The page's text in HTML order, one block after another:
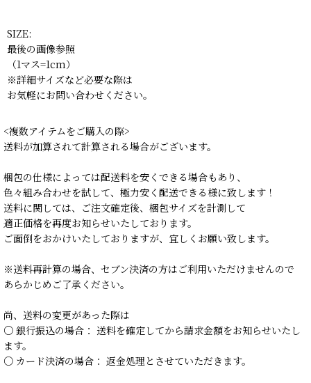
SIZE:
最後の画像参照
（1マス=1cm）
※詳細サイズなど必要な際は
お気軽にお問い合わせください。
<複数アイテムをご購入の際>
送料が加算されて計算される場合がございます。
梱包の仕様によっては配送料を安くできる場合もあり、
色々組み合わせを試して、極力安く配送できる様に致します！
送料に関しては、ご注文確定後、梱包サイズを計測して
適正価格を再度お知らせいたしております。
ご面倒をおかけいたしておりますが、宜しくお願い致します。
※送料再計算の場合、セブン決済の方はご利用いただけませんので
あらかじめご了承ください。
尚、送料の変更があった際は
○ 銀行振込の場合： 送料を確定してから請求金額をお知らせいたし
ます。
○ カード決済の場合： 返金処理とさせていただきます。